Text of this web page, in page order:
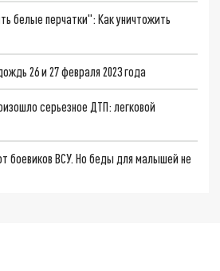
белые перчатки": Как уничтожить
26 и 27 февраля 2023 года
серьезное ДТП: легковой
боевиков ВСУ. Но беды для малышей не